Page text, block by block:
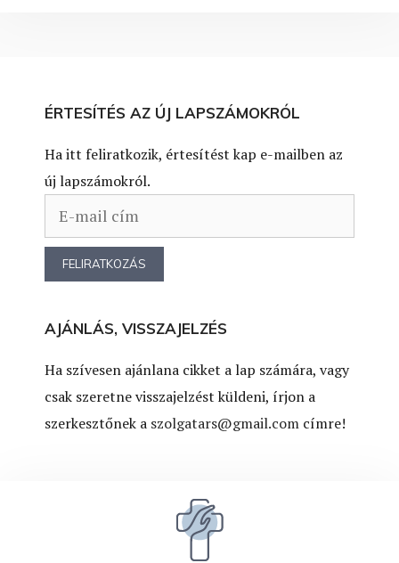
ÉRTESÍTÉS AZ ÚJ LAPSZÁMOKRÓL
Ha itt feliratkozik, értesítést kap e-mailben az
új lapszámokról.
AJÁNLÁS, VISSZAJELZÉS
Ha szívesen ajánlana cikket a lap számára, vagy
csak szeretne visszajelzést küldeni, írjon a
szerkesztőnek a szolgatars@gmail.com címre!